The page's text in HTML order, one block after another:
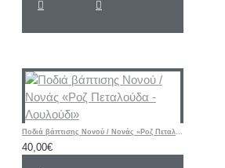
Ποδιά βάπτισης Νονού / Νονάς «Ροζ Πεταλούδα - Λουλούδι»
40,00€